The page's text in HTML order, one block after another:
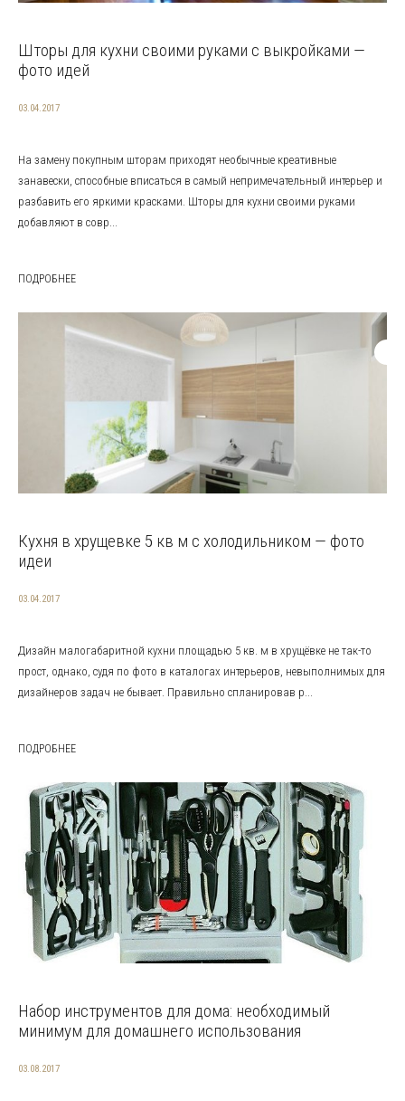
Шторы для кухни своими руками с выкройками —
фото идей
03.04.2017
На замену покупным шторам приходят необычные креативные
занавески, способные вписаться в самый непримечательный интерьер и
разбавить его яркими красками. Шторы для кухни своими руками
добавляют в совр...
ПОДРОБНЕЕ
Кухня в хрущевке 5 кв м с холодильником — фото
идеи
03.04.2017
Дизайн малогабаритной кухни площадью 5 кв. м в хрущёвке не так-то
прост, однако, судя по фото в каталогах интерьеров, невыполнимых для
дизайнеров задач не бывает. Правильно спланировав р...
ПОДРОБНЕЕ
Набор инструментов для дома: необходимый
минимум для домашнего использования
03.08.2017